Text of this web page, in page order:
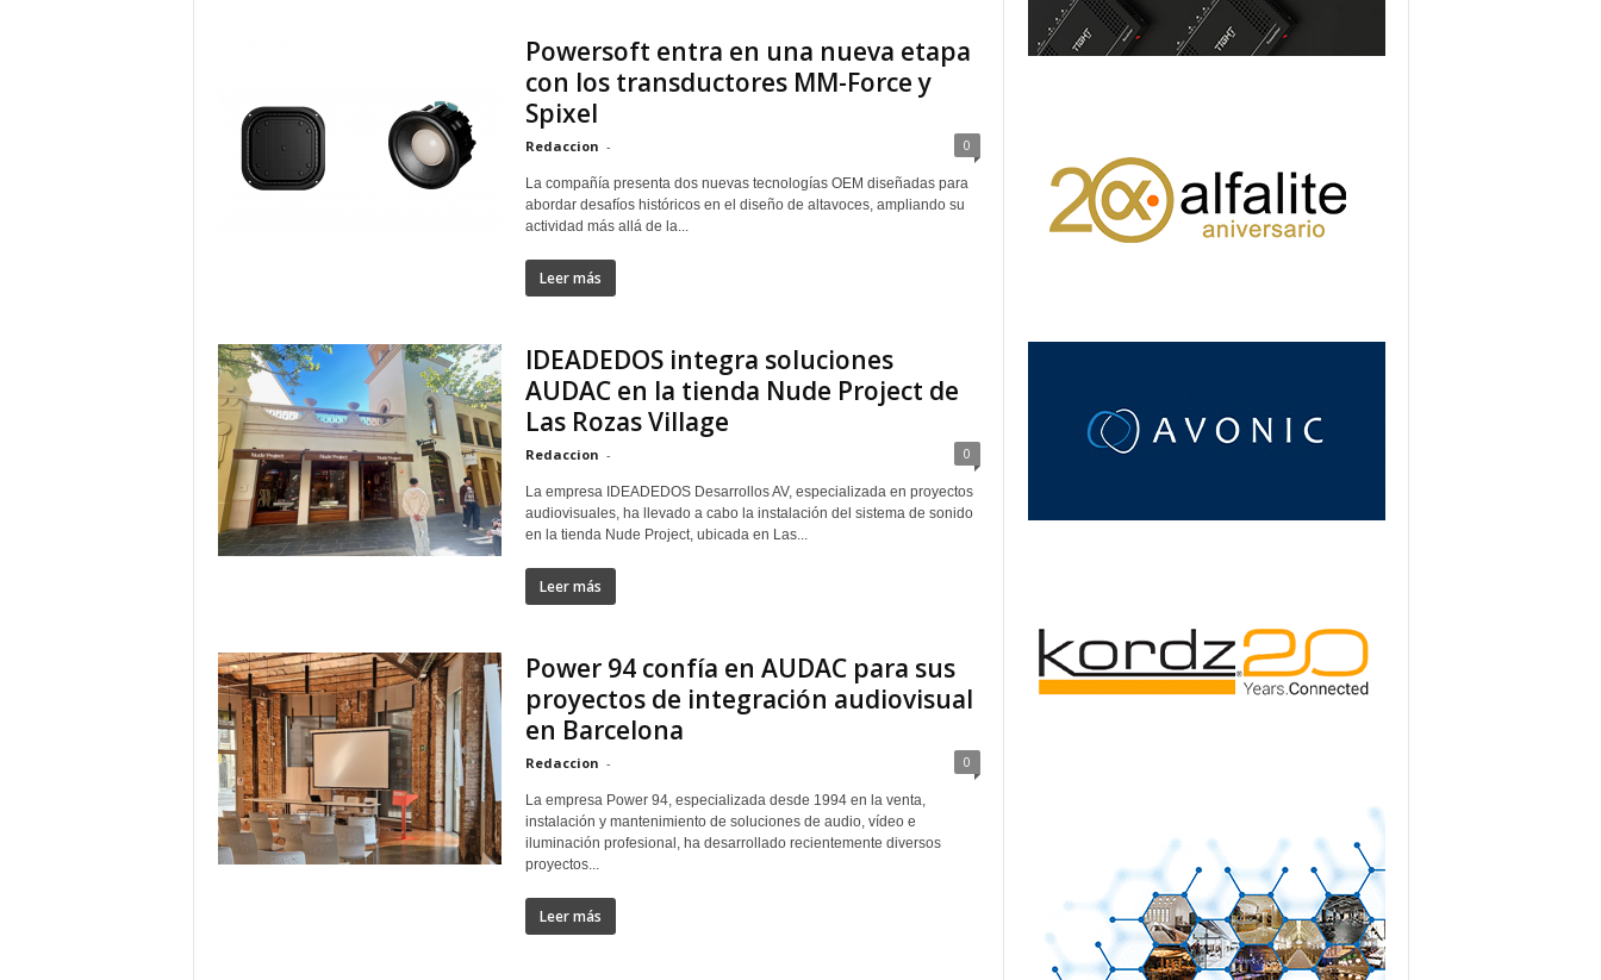
Powersoft entra en una nueva etapa
con los transductores MM-Force y
Spixel
Redaccion - 0
La compañía presenta dos nuevas tecnologías OEM diseñadas para
abordar desafíos históricos en el diseño de altavoces, ampliando su
actividad más allá de la...
Leer más
IDEADEDOS integra soluciones
AUDAC en la tienda Nude Project de
Las Rozas Village
Redaccion - 0
La empresa IDEADEDOS Desarrollos AV, especializada en proyectos
audiovisuales, ha llevado a cabo la instalación del sistema de sonido
en la tienda Nude Project, ubicada en Las...
Leer más
Power 94 confía en AUDAC para sus
proyectos de integración audiovisual
en Barcelona
Redaccion - 0
La empresa Power 94, especializada desde 1994 en la venta,
instalación y mantenimiento de soluciones de audio, vídeo e
iluminación profesional, ha desarrollado recientemente diversos
proyectos...
Leer más